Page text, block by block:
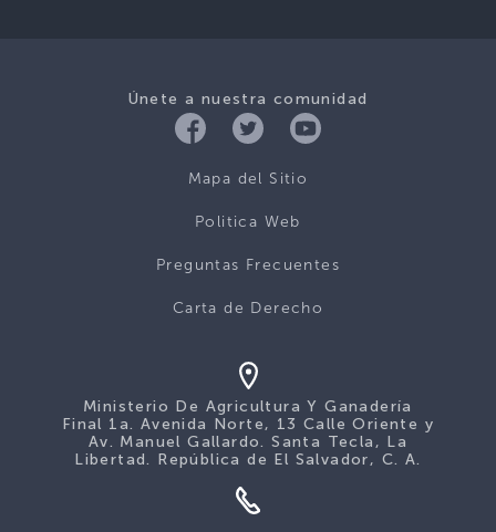
Únete a nuestra comunidad
Mapa del Sitio
Politica Web
Preguntas Frecuentes
Carta de Derecho
Ministerio De Agricultura Y Ganadería
Final 1a. Avenida Norte, 13 Calle Oriente y
Av. Manuel Gallardo. Santa Tecla, La
Libertad. República de El Salvador, C. A.